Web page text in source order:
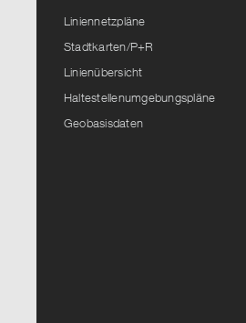
Liniennetzpläne
Stadtkarten/P+R
Linienübersicht
Haltestellenumgebungspläne
Geobasisdaten